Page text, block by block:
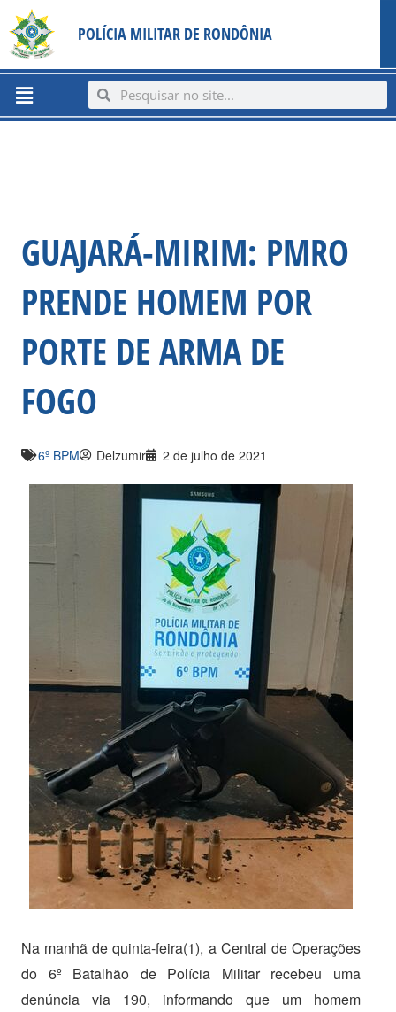
content
para
conteúdo
POLÍCIA MILITAR DE RONDÔNIA
Menu SearchSearch
GUAJARÁ-MIRIM: PMRO
PRENDE HOMEM POR
PORTE DE ARMA DE
FOGO
6º BPM Delzumir 2 de julho de 2021
Na manhã de quinta-feira(1), a Central de Operações
do 6º Batalhão de Polícia Militar recebeu uma
denúncia via 190, informando que um homem